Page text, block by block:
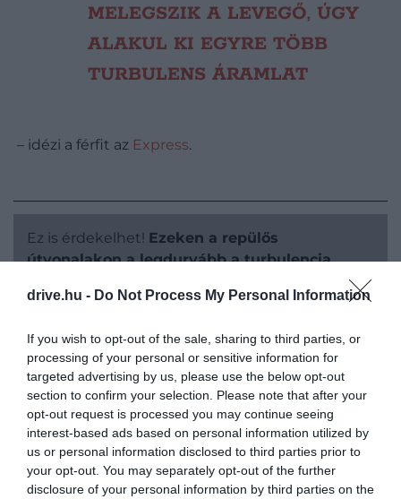
drive.hu - Do Not Process My Personal Information
If you wish to opt-out of the sale, sharing to third parties, or
processing of your personal or sensitive information for
targeted advertising by us, please use the below opt-out
section to confirm your selection. Please note that after your
opt-out request is processed you may continue seeing
interest-based ads based on personal information utilized by
us or personal information disclosed to third parties prior to
your opt-out. You may separately opt-out of the further
disclosure of your personal information by third parties on the
MELEGSZIK A LEVEGŐ, ÚGY
ALAKUL KI EGYRE TÖBB
TURBULENS ÁRAMLAT
– idézi a férfit az Express.
Ez is érdekelhet! Ezeken a repülős
útvonalakon a legdurvább a turbulencia